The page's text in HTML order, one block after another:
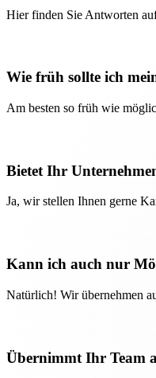
Hier finden Sie Antworten
Wie früh sollte ich
Am besten so früh wie
Bietet Ihr
Ja, wir stellen Ihnen gerne
Kann ich auch nur
Natürlich! Wir übernehmen
Übernimmt Ihr Team